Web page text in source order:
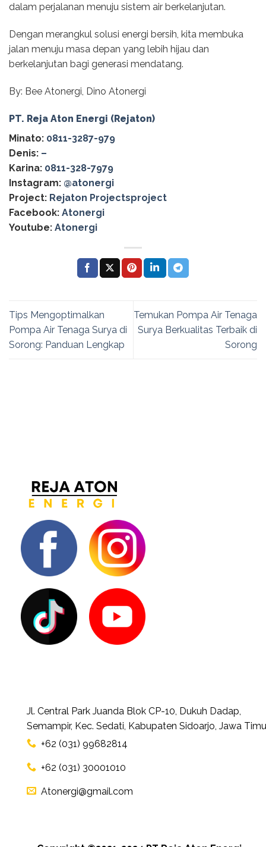
dalam perjalanan menuju sistem air berkelanjutan.
Dengan merangkul solusi energi bersih, kita membuka
jalan menuju masa depan yang lebih hijau dan
berkelanjutan bagi generasi mendatang.
By: Bee Atonergi, Dino Atonergi
PT. Reja Aton Energi (Rejaton)
Minato: 0811-3287-979
Denis: –
Karina: 0811-328-7979
Instagram: @‌atonergi
Project: Rejaton Projectsproject
Facebook: Atonergi
Youtube: Atonergi
Tips Mengoptimalkan
Pompa Air Tenaga Surya di
Sorong: Panduan Lengkap
Temukan Pompa Air Tenaga
Surya Berkualitas Terbaik di
Sorong
Jl. Central Park Juanda Blok CP-10, Dukuh Dadap,
Semampir, Kec. Sedati, Kabupaten Sidoarjo, Jawa
+62 (031) 99682814
+62 (031) 30001010
Atonergi@gmail.com